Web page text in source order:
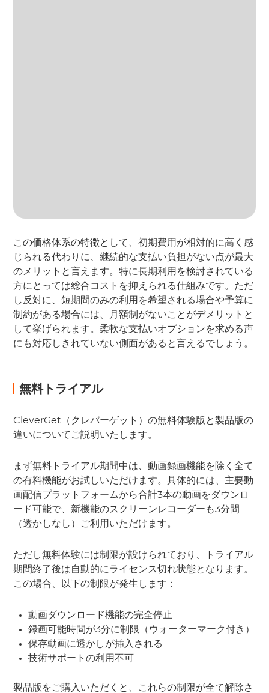
この価格体系の特徴として、初期費用が相対的に高く感
じられる代わりに、継続的な支払い負担がない点が最大
のメリットと言えます。特に長期利用を検討されている
方にとっては総合コストを抑えられる仕組みです。ただ
し反対に、短期間のみの利用を希望される場合や予算に
制約がある場合には、月額制がないことがデメリットと
して挙げられます。柔軟な支払いオプションを求める声
にも対応しきれていない側面があると言えるでしょう。
無料トライアル
CleverGet（クレバーゲット）の無料体験版と製品版の
違いについてご説明いたします。
まず無料トライアル期間中は、動画録画機能を除く全て
の有料機能がお試しいただけます。具体的には、主要動
画配信プラットフォームから合計3本の動画をダウンロ
ード可能で、新機能のスクリーンレコーダーも3分間
（透かしなし）ご利用いただけます。
ただし無料体験には制限が設けられており、トライアル
期間終了後は自動的にライセンス切れ状態となります。
この場合、以下の制限が発生します：
動画ダウンロード機能の完全停止
録画可能時間が3分に制限（ウォーターマーク付き）
保存動画に透かしが挿入される
技術サポートの利用不可
製品版をご購入いただくと、これらの制限が全て解除さ